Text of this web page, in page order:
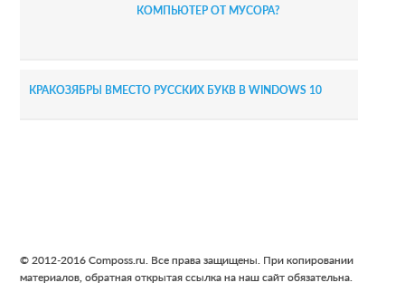
КОМПЬЮТЕР ОТ МУСОРА?
КРАКОЗЯБРЫ ВМЕСТО РУССКИХ БУКВ В WINDOWS 10
Footer
© 2012-2016 Composs.ru. Все права защищены. При копировании
материалов, обратная открытая ссылка на наш сайт обязательна.